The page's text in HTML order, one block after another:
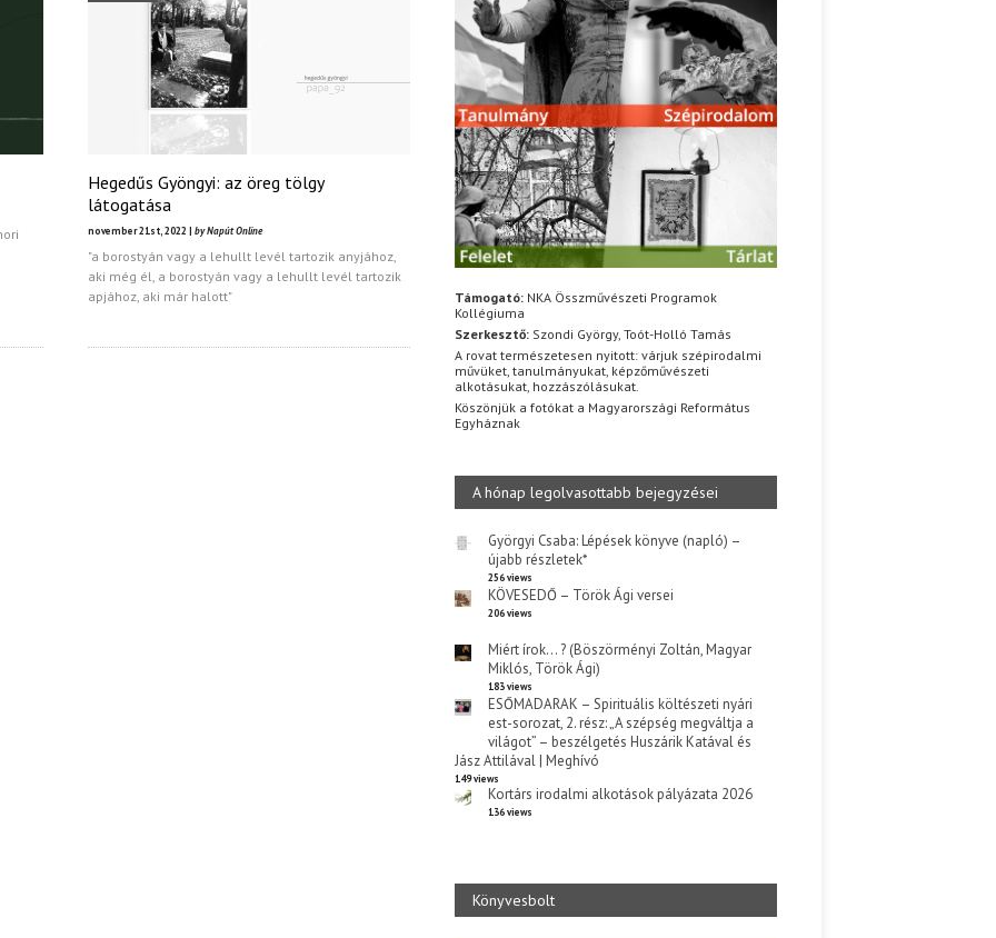
Hegedűs Gyöngyi: az öreg tölgy
látogatása
november 21st, 2022 | by Napút Online
"a borostyán vagy a lehullt levél tartozik anyjához,
aki még él, a borostyán vagy a lehullt levél tartozik
apjához, aki már halott"
Támogató: NKA Összművészeti Programok
Kollégiuma
Szerkesztő: Szondi György, Toót-Holló Tamás
A rovat természetesen nyitott: várjuk szépirodalmi
művüket, tanulmányukat, képzőművészeti
alkotásukat, hozzászólásukat.
Köszönjük a fotókat a Magyarországi Református
Egyháznak
A hónap legolvasottabb bejegyzései
Györgyi Csaba: Lépések könyve (napló) –
újabb részletek*
256 views
KÖVESEDŐ – Török Ági versei
206 views
Miért írok… ? (Böszörményi Zoltán, Magyar
Miklós, Török Ági)
183 views
ESŐMADARAK – Spirituális költészeti nyári
est-sorozat, 2. rész: „A szépség megváltja a
világot” – beszélgetés Huszárik Katával és
Jász Attilával | Meghívó
149 views
Kortárs irodalmi alkotások pályázata 2026
136 views
Könyvesbolt